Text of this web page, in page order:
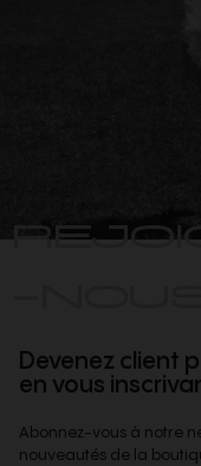
Devenez client
en vous
Abonnez-vous à notre
nouveautés de la